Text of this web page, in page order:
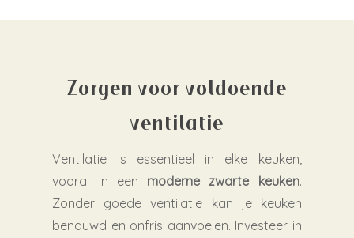
Zorgen voor voldoende
ventilatie
Ventilatie is essentieel in elke keuken,
vooral in een moderne zwarte keuken.
Zonder goede ventilatie kan je keuken
benauwd en onfris aanvoelen. Investeer in